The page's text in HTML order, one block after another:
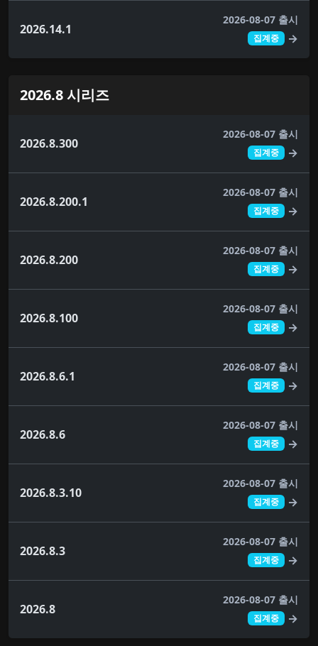
2026.14.1
2026-08-07 출시
집계중 →
2026.8 시리즈
2026.8.300
2026-08-07 출시
집계중 →
2026.8.200.1
2026-08-07 출시
집계중 →
2026.8.200
2026-08-07 출시
집계중 →
2026.8.100
2026-08-07 출시
집계중 →
2026.8.6.1
2026-08-07 출시
집계중 →
2026.8.6
2026-08-07 출시
집계중 →
2026.8.3.10
2026-08-07 출시
집계중 →
2026.8.3
2026-08-07 출시
집계중 →
2026.8
2026-08-07 출시
집계중 →